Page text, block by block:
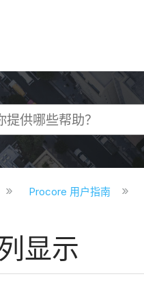
Procore 用户指南
显示